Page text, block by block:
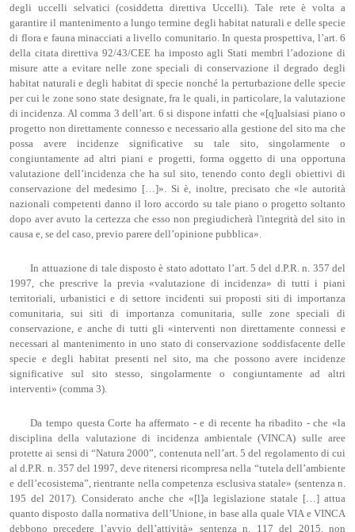
degli uccelli selvatici (cosiddetta direttiva Uccelli). Tale rete è volta a
garantire il mantenimento a lungo termine degli habitat naturali e delle specie
di flora e fauna minacciati a livello comunitario. In questa prospettiva, l’art. 6
della citata direttiva 92/43/CEE ha imposto agli Stati membri l’adozione di
misure atte a evitare nelle zone speciali di conservazione il degrado degli
habitat naturali e degli habitat di specie nonché la perturbazione delle specie
per cui le zone sono state designate, fra le quali, in particolare, la valutazione
di incidenza. Al comma 3 dell’art. 6 si dispone infatti che «[q]ualsiasi piano o
progetto non direttamente connesso e necessario alla gestione del sito ma che
possa avere incidenze significative su tale sito, singolarmente o
congiuntamente ad altri piani e progetti, forma oggetto di una opportuna
valutazione dell’incidenza che ha sul sito, tenendo conto degli obiettivi di
conservazione del medesimo […]». Si è, inoltre, precisato che «le autorità
nazionali competenti danno il loro accordo su tale piano o progetto soltanto
dopo aver avuto la certezza che esso non pregiudicherà l'integrità del sito in
causa e, se del caso, previo parere dell’opinione pubblica».
In attuazione di tale disposto è stato adottato l’art. 5 del d.P.R. n. 357 del
1997, che prescrive la previa «valutazione di incidenza» di tutti i piani
territoriali, urbanistici e di settore incidenti sui proposti siti di importanza
comunitaria, sui siti di importanza comunitaria, sulle zone speciali di
conservazione, e anche di tutti gli «interventi non direttamente connessi e
necessari al mantenimento in uno stato di conservazione soddisfacente delle
specie e degli habitat presenti nel sito, ma che possono avere incidenze
significative sul sito stesso, singolarmente o congiuntamente ad altri
interventi» (comma 3).
Da tempo questa Corte ha affermato - e di recente ha ribadito - che «la
disciplina della valutazione di incidenza ambientale (VINCA) sulle aree
protette ai sensi di “Natura 2000”, contenuta nell’art. 5 del regolamento di cui
al d.P.R. n. 357 del 1997, deve ritenersi ricompresa nella “tutela dell’ambiente
e dell’ecosistema”, rientrante nella competenza esclusiva statale» (sentenza n.
195 del 2017). Considerato anche che «[l]a legislazione statale […] attua
quanto disposto dalla normativa dell’Unione, in base alla quale VIA e VINCA
debbono precedere l’avvio dell’attività» sentenza n. 117 del 2015, non